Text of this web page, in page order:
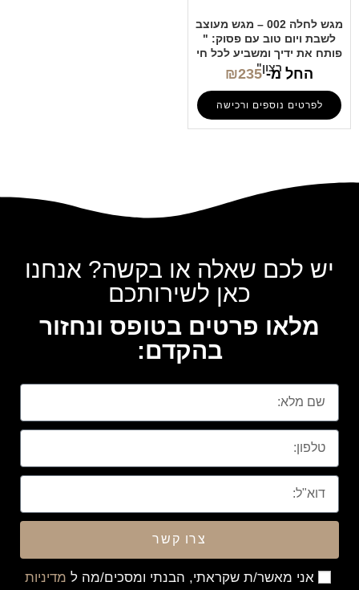
מגש לחלה 002 – מגש מעוצב
לשבת ויום טוב עם פסוק: "
פותח את ידיך ומשביע לכל חי
רצון"
החל מ- ₪235
לפרטים נוספים ורכישה
יש לכם שאלה או בקשה? אנחנו
כאן לשירותכם
מלאו פרטים בטופס ונחזור
בהקדם:
אני מאשר/ת שקראתי, הבנתי ומסכים/מה ל מדיניות
צרו קשר